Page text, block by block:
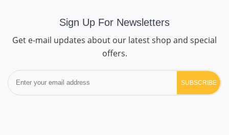
Sign Up For Newsletters
Get e-mail updates about our latest shop and special
offers.
SUBSCRIBE